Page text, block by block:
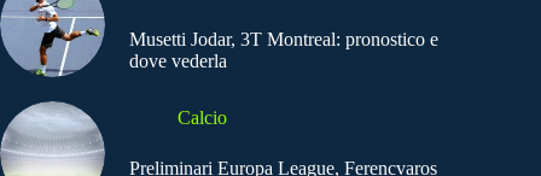
Musetti Jodar, 3T Montreal: pronostico e
dove vederla
Calcio
Preliminari Europa League, Ferencvaros